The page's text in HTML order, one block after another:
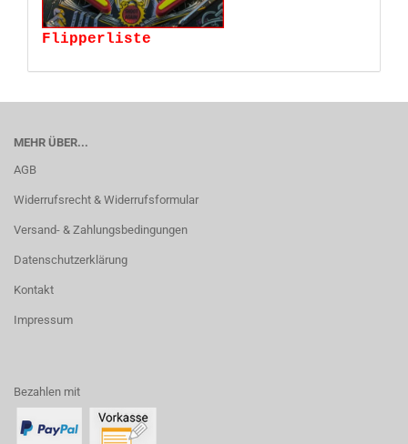
Flipperliste
MEHR ÜBER...
AGB
Widerrufsrecht & Widerrufsformular
Versand- & Zahlungsbedingungen
Datenschutzerklärung
Kontakt
Impressum
Bezahlen mit